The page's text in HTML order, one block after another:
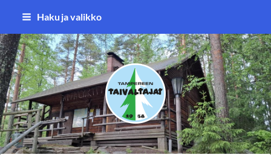
Siirry
sisältöön
Haku ja valikko
Tampereen Taivaltajat ry